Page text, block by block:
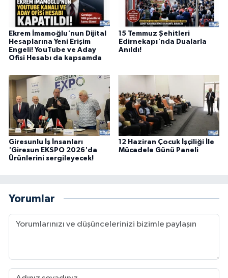
Ekrem İmamoğlu'nun Dijital
Hesaplarına Yeni Erişim
Engeli! YouTube ve Aday
Ofisi Hesabı da kapsamda
15 Temmuz Şehitleri
Edirnekapı'nda Dualarla
Anıldı!
Giresunlu İş İnsanları
'Giresun EKSPO 2026'da
Ürünlerini sergileyecek!
12 Haziran Çocuk İşçiliği İle
Mücadele Günü Paneli
Yorumlar